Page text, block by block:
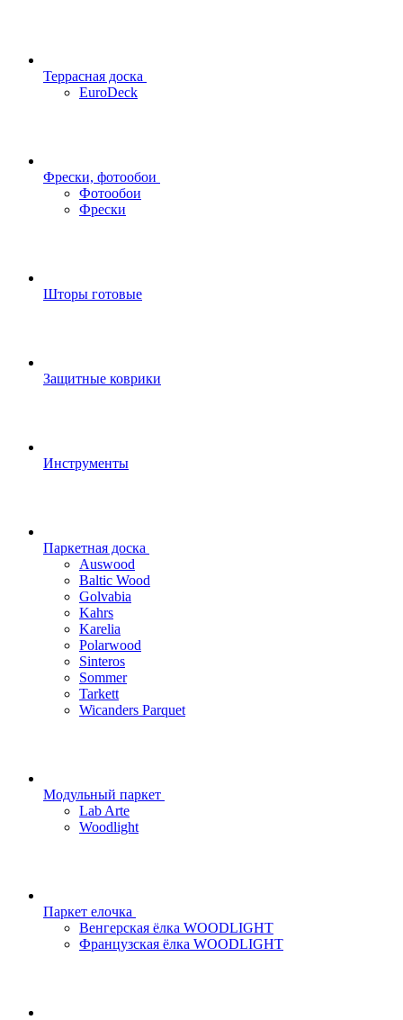
Террасная доска
EuroDeck
Фрески, фотообои
Фотообои
Фрески
Шторы готовые
Защитные коврики
Инструменты
Паркетная доска
Auswood
Baltic Wood
Golvabia
Kahrs
Karelia
Polarwood
Sinteros
Sommer
Tarkett
Wicanders Parquet
Модульный паркет
Lab Arte
Woodlight
Паркет елочка
Венгерская ёлка WOODLIGHT
Французская ёлка WOODLIGHT